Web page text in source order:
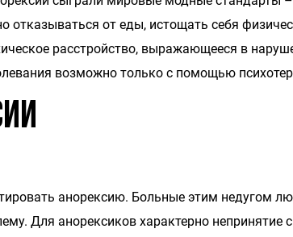
отказываться от еды, истощать себя
расстройство, выражающееся в
возможно только с помощью
анорексию. Больные этим недугом
Для анорексиков характерно непринятие